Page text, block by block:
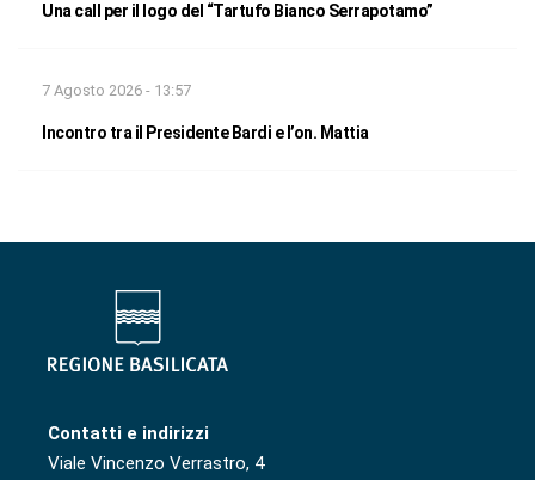
Una call per il logo del “Tartufo Bianco Serrapotamo”
7 Agosto 2026 - 13:57
Incontro tra il Presidente Bardi e l’on. Mattia
Contatti e indirizzi
Viale Vincenzo Verrastro, 4